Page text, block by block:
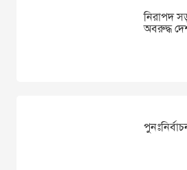
নিরাপদ
অবরুদ্ধ